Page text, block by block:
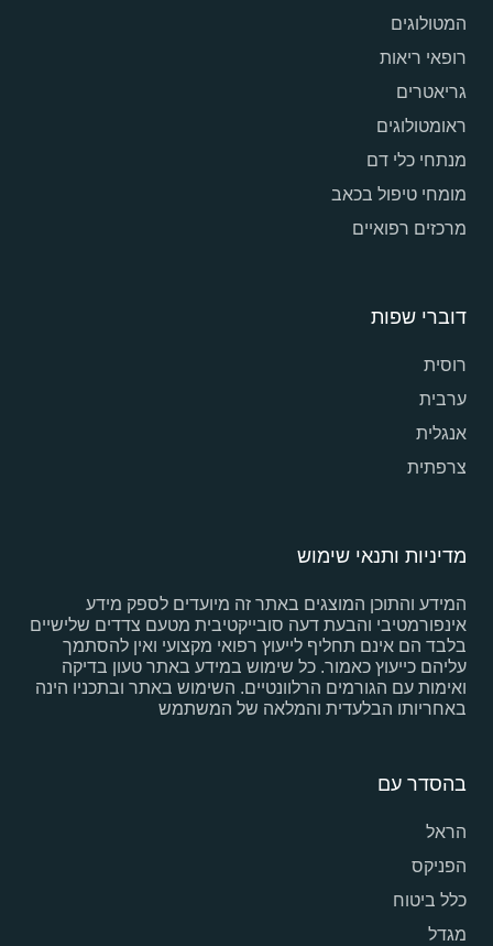
המטולוגים
רופאי ריאות
גריאטרים
ראומטולוגים
מנתחי כלי דם
מומחי טיפול בכאב
מרכזים רפואיים
דוברי שפות
רוסית
ערבית
אנגלית
צרפתית
מדיניות ותנאי שימוש
המידע והתוכן המוצגים באתר זה מיועדים לספק מידע
אינפורמטיבי והבעת דעה סובייקטיבית מטעם צדדים שלישיים
בלבד הם אינם תחליף לייעוץ רפואי מקצועי ואין להסתמך
עליהם כייעוץ כאמור. כל שימוש במידע באתר טעון בדיקה
ואימות עם הגורמים הרלוונטיים. השימוש באתר ובתכניו הינה
באחריותו הבלעדית והמלאה של המשתמש
בהסדר עם
הראל
הפניקס
כלל ביטוח
מגדל